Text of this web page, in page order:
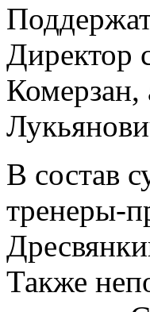
Директор
В состав
тренеры-
Также